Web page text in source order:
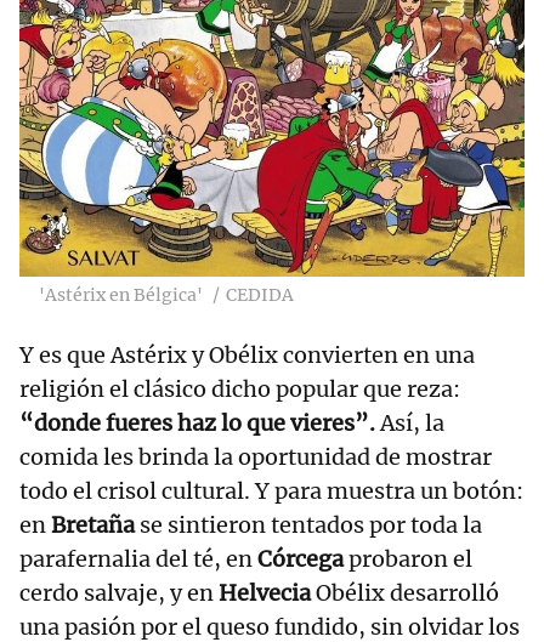
'Astérix en Bélgica' CEDIDA
Y es que Astérix y Obélix convierten en una
religión el clásico dicho popular que reza:
“donde fueres haz lo que vieres”.Así, la
comida les brinda la oportunidad de mostrar
todo el crisol cultural. Y para muestra un botón:
enBretañase sintieron tentados por toda la
parafernalia del té, enCórcegaprobaron el
cerdo salvaje, y en HelveciaObélix desarrolló
una pasión por el queso fundido, sin olvidar los